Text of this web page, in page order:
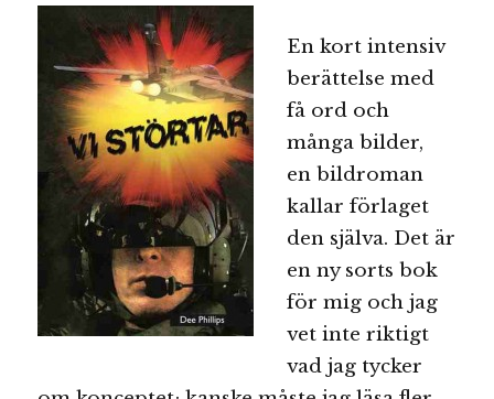
En kort intensiv
berättelse med
få ord och
många bilder,
en bildroman
kallar förlaget
den själva. Det är
en ny sorts bok
för mig och jag
vet inte riktigt
vad jag tycker